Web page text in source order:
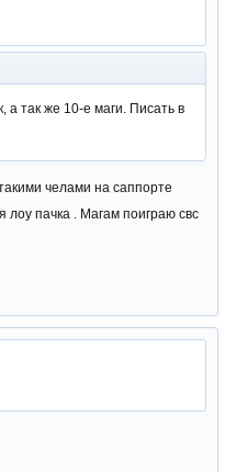
а так же 10-е маги. Писать в
челами на саппорте
лоу пачка . Магам поиграю свс